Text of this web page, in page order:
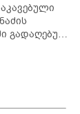
გადაღებულ